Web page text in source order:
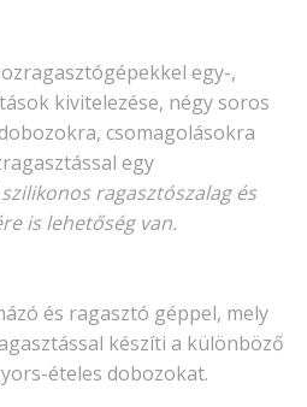
egy-,
kivitelezése, négy soros
csomagolásokra
egy
ragasztószalag és
is lehetőség van.
és ragasztó géppel, mely
készíti a különböző
ételes dobozokat.